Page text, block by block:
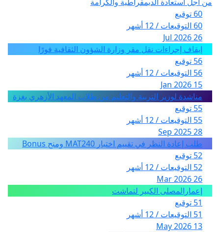
60 توقيع
60 التوقيعات / 12 أشهر
26 Jul 2026
إيقاف إجراءات نقل مقر وزارة الشؤون الثقافية فورًا
56 توقيع
56 التوقيعات / 12 أشهر
15 Jan 2026
مناشدة لوزير التربية والتعليم من طلاب المعهد الأزهري بغزة
55 توقيع
55 التوقيعات / 12 أشهر
28 Sep 2025
طلب إعادة النظر في تقييم اختبار MAT240 ومنح Bonus
52 توقيع
52 التوقيعات / 12 أشهر
26 Mar 2026
إعمارالمصلى الكبير لتماشت
51 توقيع
51 التوقيعات / 12 أشهر
13 May 2026